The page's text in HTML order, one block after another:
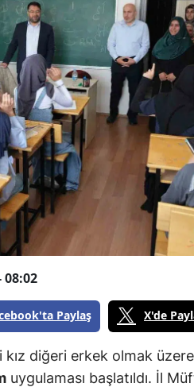
08:02
Paylaş X'de
diğeri erkek olmak
uygulaması başlatıldı. İl